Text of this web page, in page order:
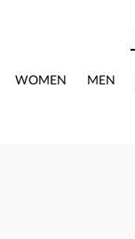
WOMEN MEN